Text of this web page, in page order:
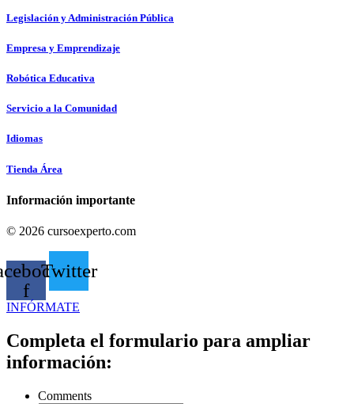
Legislación y Administración Pública
Empresa y Emprendizaje
Robótica Educativa
Servicio a la Comunidad
Idiomas
Tienda Área
Información importante
© 2026 cursoexperto.com
f
Twitter
INFÓRMATE
Completa el formulario para ampliar
información:
Comments